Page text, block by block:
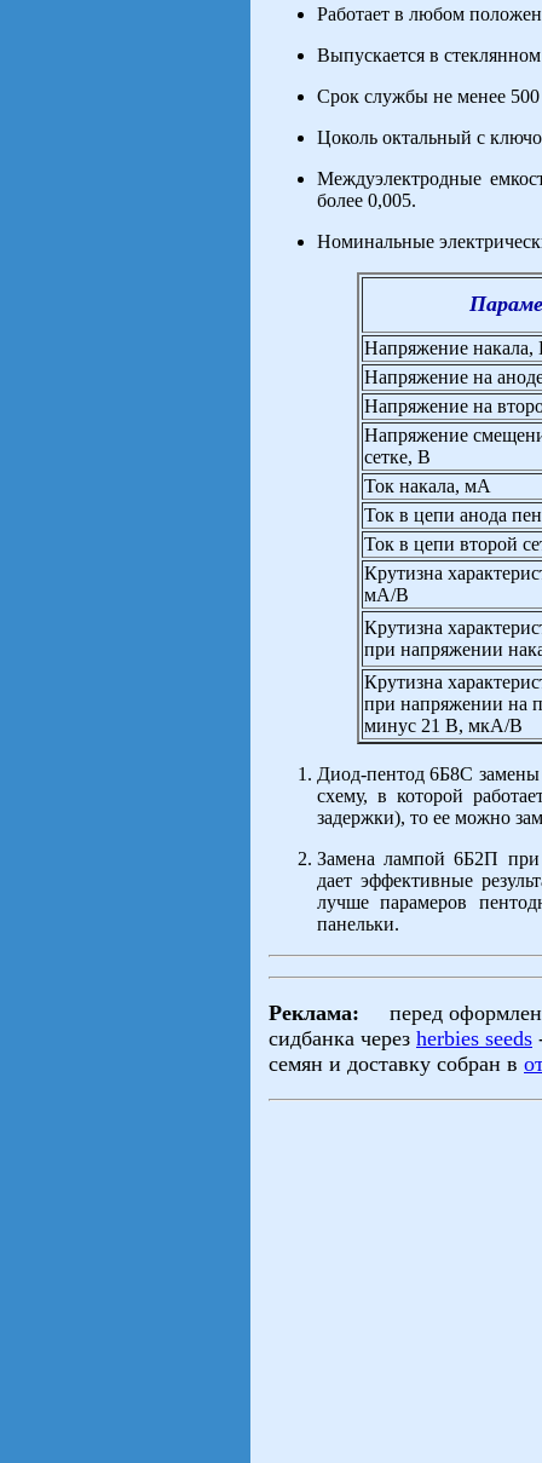
Работает в любом
Выпускается в
Срок службы не менее 500
Цоколь октальный с
Междуэлектродные
более 0,005.
Номинальные
Напряжение накала,
Напряжение на
Напряжение на
Напряжение
сетке, В
Ток накала, мА
Ток в цепи анода
Ток в цепи второй
Крутизна
мА/В
Крутизна
при напряжении
Крутизна
при напряжении на
минус 21 В, мкА/В
Диод-пентод 6Б8С
схему, в которой
задержки), то ее можно
Замена лампой 6Б2П при
дает эффективные
лучше парамеров
панельки.
Реклама: перед
сидбанка через herbies seeds
семян и доставку собран в